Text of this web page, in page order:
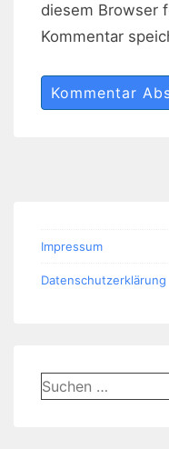
diesem Browser
Kommentar
Impressum
Datenschutzerklärung
Suchen
nach: